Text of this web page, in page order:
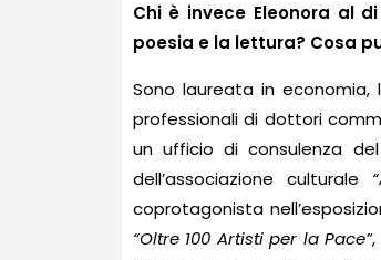
Chi è invece Eleonora al
poesia e la lettura? Cosa
Sono laureata in
professionali di dottori
un ufficio di consulenza
dell’associazione culturale
coprotagonista
“Oltre 100 Artisti per la Pace”